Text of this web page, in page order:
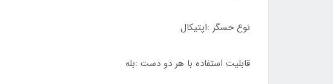
نوع حسگر :اپتیکال
قابلیت استفاده با هر دو دست :بله